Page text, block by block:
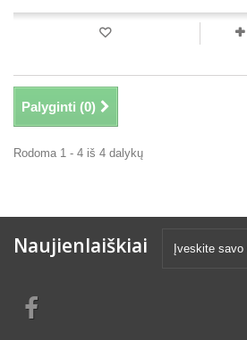
Palyginti (0)
Rodoma 1 - 4 iš 4 dalykų
Naujienlaiškiai